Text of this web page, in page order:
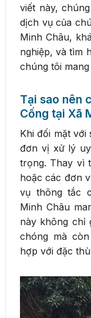
viết này,
dịch vụ của
Minh Châu,
nghiệp, và tìm
chúng tôi mang
Tại sao nên
Cống tại Xã
Khi đối mặt
đơn vị xử lý
trọng. Thay vì
hoặc các đơn
vụ thông tắc
Minh Châu
này không chỉ
chóng mà
hợp với đặc